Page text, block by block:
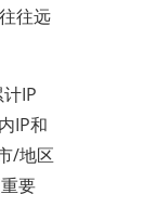
往远
计IP
IP和
/地区
要